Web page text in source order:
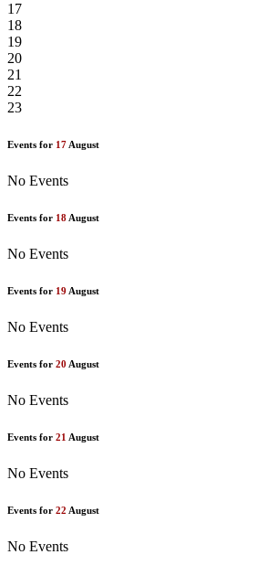
17
18
19
20
21
22
23
Events for 17 August
No Events
Events for 18 August
No Events
Events for 19 August
No Events
Events for 20 August
No Events
Events for 21 August
No Events
Events for 22 August
No Events